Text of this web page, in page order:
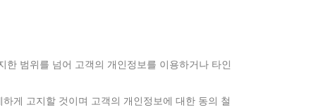
한 범위를 넘어 고객의 개인정보를 이용하거나 타인
게 고지할 것이며 고객의 개인정보에 대한 동의 철